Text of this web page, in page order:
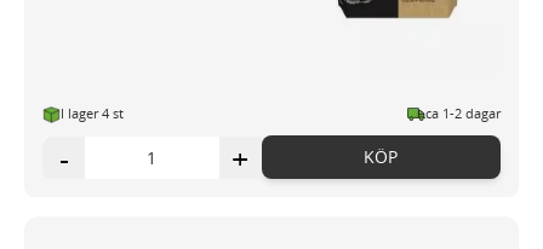
I lager 4 st ca 1-2 dagar
- + KÖP